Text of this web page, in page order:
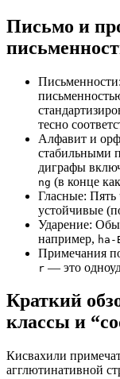
Письмо и
тесно
Алфавит и
стабильными
диграфы
ng (в конце
Гласные: Пять
устойчивые
Ударение:
например, ha-
Примечания
r — это
Краткий
классы и
Кисвахили
агглютинативной